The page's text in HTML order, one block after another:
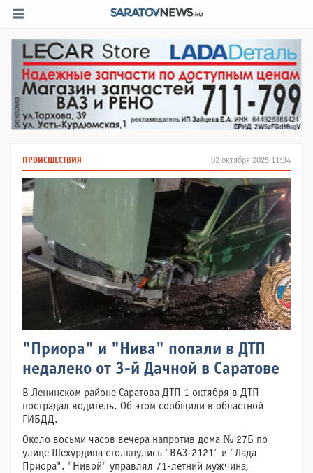
02 октября 2025 11:34
ПРОИСШЕСТВИЯ
"Приора" и "Нива" попали в ДТП
недалеко от 3-й Дачной в Саратове
В Ленинском районе Саратова ДТП 1 октября в ДТП
пострадал водитель. Об этом сообщили в областной
ГИБДД.
Около восьми часов вечера напротив дома № 27Б по
улице Шехурдина столкнулись "ВАЗ-2121" и "Лада
Приора". "Нивой" управлял 71-летний мужчина,